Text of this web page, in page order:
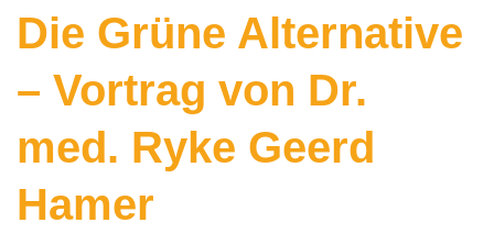
Die Grüne Alternative
– Vortrag von Dr.
med. Ryke Geerd
Hamer